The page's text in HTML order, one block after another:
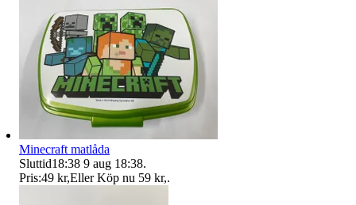
Minecraft matlåda
Sluttid18:38 9 aug 18:38.
Pris:49 kr,Eller Köp nu 59 kr,.